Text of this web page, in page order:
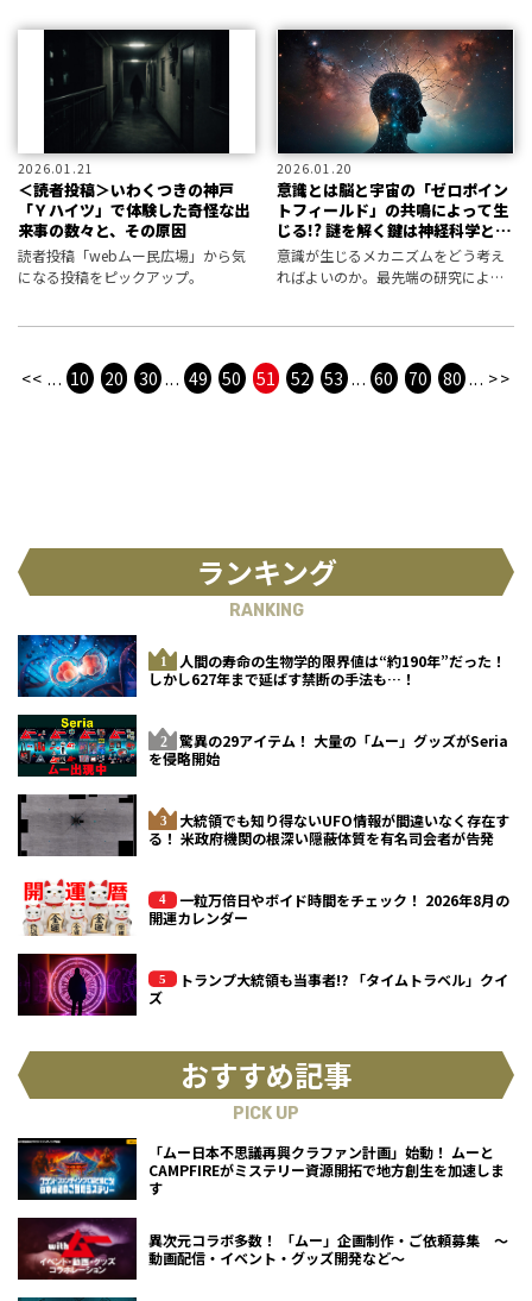
たいその真意とは!?
2026.01.21
＜読者投稿＞いわくつきの神戸
「Ｙハイツ」で体験した奇怪な出
来事の数々と、その原因
読者投稿「webムー民広場」から気
になる投稿をピックアップ。
2026.01.20
意識とは脳と宇宙の「ゼロポイン
トフィールド」の共鳴によって生
じる!? 謎を解く鍵は神経科学と量
子電磁力学の融合
意識が生じるメカニズムをどう考え
ればよいのか。最先端の研究による
<< ... 10 20 30 ... 49 50 51 52 53 ... 60 70 80 ... >>
ランキング
RANKING
人間の寿命の生物学的限界値は“約190年”だった！
しかし627年まで延ばす禁断の手法も…！
驚異の29アイテム！ 大量の「ムー」グッズがSeria
を侵略開始
大統領でも知り得ないUFO情報が間違いなく存在す
る！ 米政府機関の根深い隠蔽体質を有名司会者が告発
一粒万倍日やボイド時間をチェック！ 2026年8月の
開運カレンダー
トランプ大統領も当事者!? 「タイムトラベル」クイ
ズ
おすすめ記事
PICK UP
「ムー日本不思議再興クラファン計画」始動！ ムーと
CAMPFIREがミステリー資源開拓で地方創生を加速しま
す
異次元コラボ多数！ 「ムー」企画制作・ご依頼募集 ～
動画配信・イベント・グッズ開発など～